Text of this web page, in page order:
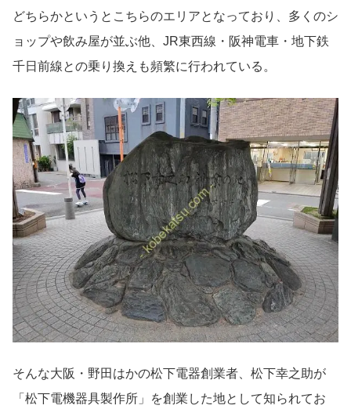
どちらかというとこちらのエリアとなっており、多くのシ
ョップや飲み屋が並ぶ他、JR東西線・阪神電車・地下鉄
千日前線との乗り換えも頻繁に行われている。
そんな大阪・野田はかの松下電器創業者、松下幸之助が
「松下電機器具製作所」を創業した地として知られてお